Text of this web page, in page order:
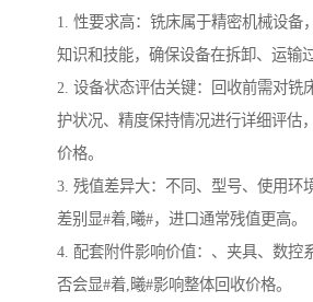
1. 性要求高：铣床属于精密机械设备
知识和技能，确保设备在拆卸、运输
2. 设备状态评估关键：回收前需对铣
护状况、精度保持情况进行详细评估
价格。
3. 残值差异大：不同、型号、使用环
差别显#着,曦#，进口通常残值更高。
4. 配套附件影响价值：、夹具、数控
否会显#着,曦#影响整体回收价格。